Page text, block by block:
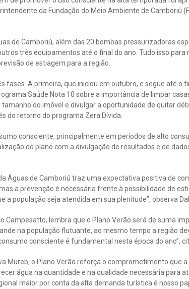
da Fundação do Meio Ambiente de Camboriú
de Camboriú, além das 20 bombas pressurizadoras
três equipamentos até o final do ano. Tudo isso para
de estiagem para a região.
fases. A primeira, que iniciou em outubro, e segue até o
Saúde Nota 10 sobre a importância de limpar
do imóvel e divulgar a oportunidade de quitar
do retorno do programa Zera Dívida.
consciente, principalmente em períodos de alto
do plano com a divulgação de resultados e de
Águas de Camboriú traz uma expectativa positiva de
a prevenção é necessária frente à possibilidade de
população seja atendida em sua plenitude”, observa
Campesatto, lembra que o Plano Verão será de suma
na população flutuante, ao mesmo tempo a região
consciente é fundamental nesta época do ano”,
Mureb, o Plano Verão reforça o comprometimento que
água na quantidade e na qualidade necessária para
maior por conta da alta demanda turística é nosso